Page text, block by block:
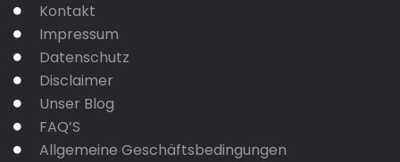
Kontakt
Impressum
Datenschutz
Disclaimer
Unser Blog
FAQ’S
Allgemeine Geschäftsbedingungen